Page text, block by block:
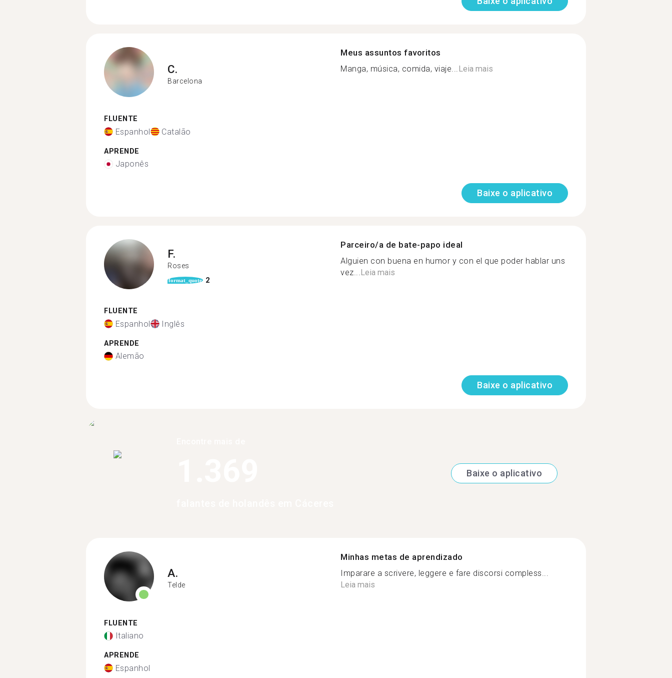
C.
Barcelona
FLUENTE
Espanhol Catalão
APRENDE
Japonês
Meus assuntos favoritos
Manga, música, comida, viaje...Leia mais
Baixe o aplicativo
F.
Roses
format_quote 2
FLUENTE
Espanhol Inglês
APRENDE
Alemão
Parceiro/a de bate-papo ideal
Alguien con buena en humor y con el que poder hablar uns
vez...Leia mais
Baixe o aplicativo
Baixe o aplicativo
A.
Telde
FLUENTE
Italiano
APRENDE
Espanhol
Minhas metas de aprendizado
Imparare a scrivere, leggere e fare discorsi compless...
Leia mais